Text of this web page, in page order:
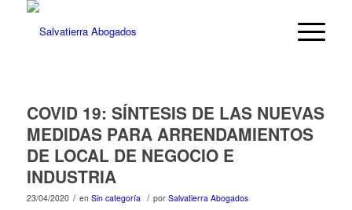
COVID 19: SÍNTESIS DE LAS NUEVAS
MEDIDAS PARA ARRENDAMIENTOS
DE LOCAL DE NEGOCIO E
INDUSTRIA
23/04/2020 / en Sin categoría / por Salvatierra Abogados